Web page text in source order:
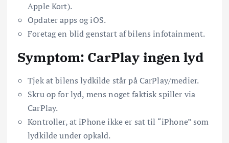
Apple Kort).
Opdater apps og iOS.
Foretag en blid genstart af bilens infotainment.
Symptom: CarPlay ingen lyd
Tjek at bilens lydkilde står på CarPlay/medier.
Skru op for lyd, mens noget faktisk spiller via
CarPlay.
Kontroller, at iPhone ikke er sat til “iPhone” som
lydkilde under opkald.